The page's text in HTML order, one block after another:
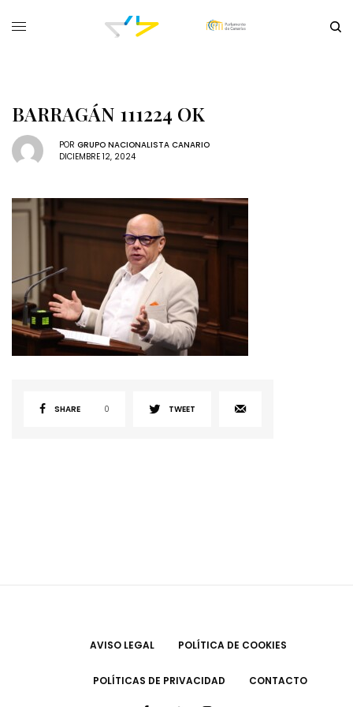
BARRAGÁN 111224 OK
POR GRUPO NACIONALISTA CANARIO
DICIEMBRE 12, 2024
SHARE 0 TWEET
AVISO LEGAL POLÍTICA DE COOKIES
POLÍTICAS DE PRIVACIDAD CONTACTO